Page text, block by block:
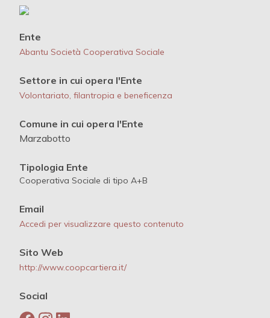
Ente
Abantu Società Cooperativa Sociale
Settore in cui opera l'Ente
Volontariato, filantropia e beneficenza
Comune in cui opera l'Ente
Marzabotto
Tipologia Ente
Cooperativa Sociale di tipo A+B
Email
Accedi per visualizzare questo contenuto
Sito Web
http://www.coopcartiera.it/
Social